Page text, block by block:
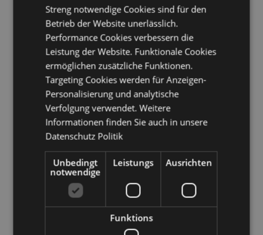
Kenia, Kuwait, Lettland, Libanon, Lesotho, Liberia,
Libysch-Arabische Dschamahirija, Liechtenstein,
Litauen, Luxemburg, Nordmazedonien, Madagaskar,
Madeira (Portugal), Malawi, Mali, Malta, Martinique,
Mauretanien, Mauritius, Mayotte, Moldawien,
Monaco, Montenegro, Marokko, Mosambik, Namibia,
Niederlande, Niger, Nigeria, Norwegen, Oman,
Palästina, Polen, Portugal (Festland), Katar, Réunion,
Rumänien, Ruanda, Saint-Martin (französischer Teil),
San Marino, São Tomé und Príncipe, Saudi-Arabien,
Senegal, Serbien, Sizilien (Italien), Slowakei,
Slowenien, Somalia, Südafrika, Südsudan, Spanien
Arabische Republik, Tansania, Togo, Tunesien, Türkei,
Uganda, Ukraine, Vereinigte Arabische Emirate,
Vereinigtes Königreich (Festland), Vereinigtes
Königreich (Nordirland, Highlands und Inseln),
Westsahara, Jemen, Sambia, Simbabwe
Streng notwendige Cookies sind für den
Betrieb der Website unerlässlich.
Performance Cookies verbessern die
Leistung der Website. Funktionale Cookies
ermöglichen zusätzliche Funktionen.
Targeting Cookies werden für Anzeigen-
Personalisierung und analytische
Verfolgung verwendet. Weitere
Informationen finden Sie auch in unsere
Datenschutz Politik
Unbedingt
notwendige
Leistungs Ausrichten
Funktions